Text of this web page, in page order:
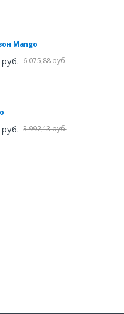
Mango
6 075,88 руб.
3 992,13 руб.